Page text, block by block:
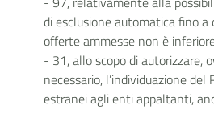
di esclusione automatica fino
offerte ammesse non è
- 31, allo scopo di autorizzare,
necessario, l’individuazione
estranei agli enti appaltanti,